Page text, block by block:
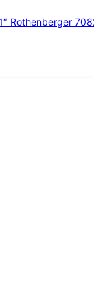
Rothenberger